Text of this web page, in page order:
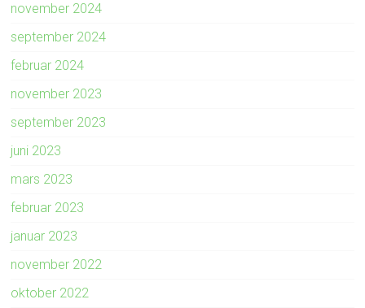
november 2024
september 2024
februar 2024
november 2023
september 2023
juni 2023
mars 2023
februar 2023
januar 2023
november 2022
oktober 2022